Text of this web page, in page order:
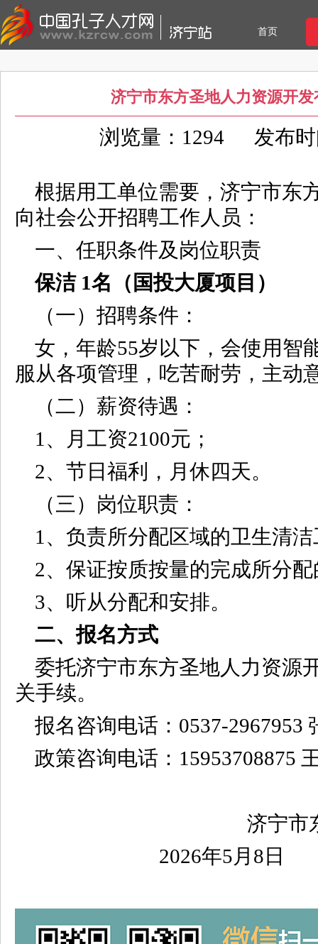
首页
济宁市东方圣地人力资源开
浏览量：1294 发布
根据用工单位需要，济宁市东
向社会公开招聘工作人员：
一、任职条件及岗位职责
保洁 1名（国投大厦项目）
（一）招聘条件：
女，年龄55岁以下，会使用智
服从各项管理，吃苦耐劳，主动
（二）薪资待遇：
1、月工资2100元；
2、节日福利，月休四天。
（三）岗位职责：
1、负责所分配区域的卫生清
2、保证按质按量的完成所分
3、听从分配和安排。
二、报名方式
委托济宁市东方圣地人力资源
关手续。
报名咨询电话：0537-2967953
政策咨询电话：15953708875
济宁市
2026年5月8日